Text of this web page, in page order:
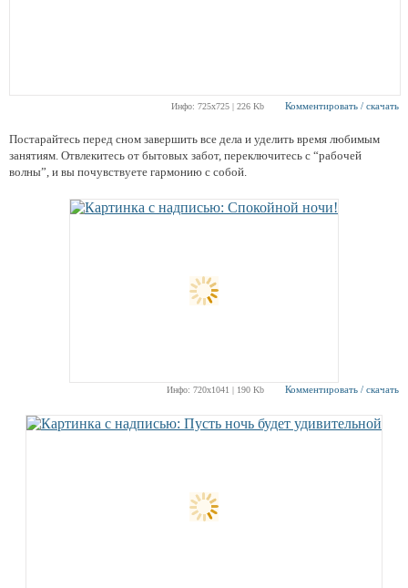
Инфо: 725х725 | 226 Kb Комментировать / скачать
Постарайтесь перед сном завершить все дела и уделить время любимым
занятиям. Отвлекитесь от бытовых забот, переключитесь с “рабочей
волны”, и вы почувствуете гармонию с собой.
Инфо: 720х1041 | 190 Kb Комментировать / скачать